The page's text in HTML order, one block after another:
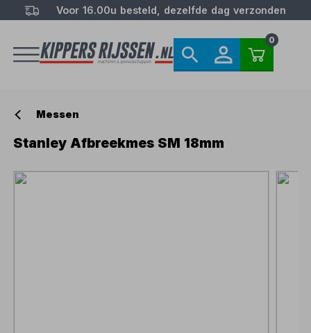
Voor 16.00u besteld, dezelfde dag verzonden
0
Messen
Stanley Afbreekmes SM 18mm